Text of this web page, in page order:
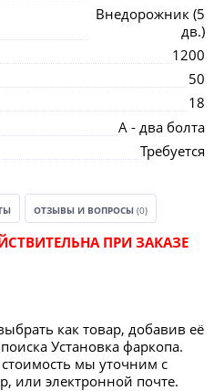
Внедорожник (5
дв.)
1200
50
18
А - два болта
Требуется
ОТЗЫВЫ И ВОПРОСЫ (0)
ПРИ ЗАКАЗЕ
как товар, добавив её
Установка фаркопа.
мы уточним с
или электронной почте.